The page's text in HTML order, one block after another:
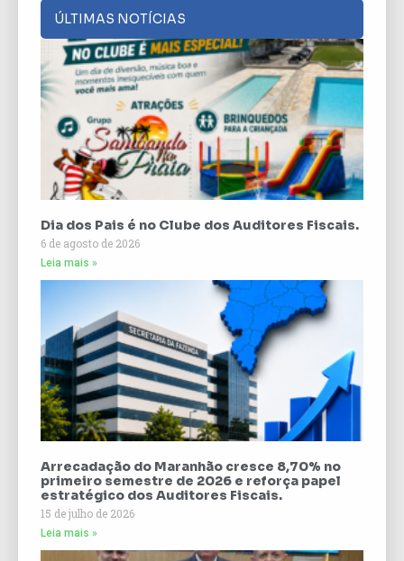
ÚLTIMAS NOTÍCIAS
Dia dos Pais é no Clube dos Auditores Fiscais.
6 de agosto de 2026
Leia mais »
Arrecadação do Maranhão cresce 8,70% no
primeiro semestre de 2026 e reforça papel
estratégico dos Auditores Fiscais.
15 de julho de 2026
Leia mais »